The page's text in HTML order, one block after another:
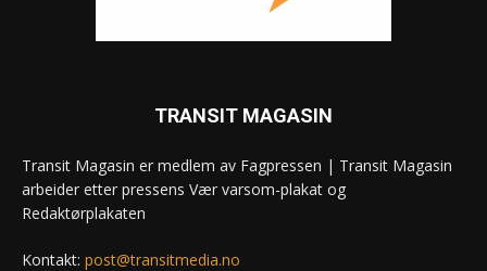
TRANSIT MAGASIN
Transit Magasin er medlem av Fagpressen | Transit Magasin
arbeider etter pressens Vær varsom-plakat og
Redaktørplakaten
Kontakt: post@transitmedia.no